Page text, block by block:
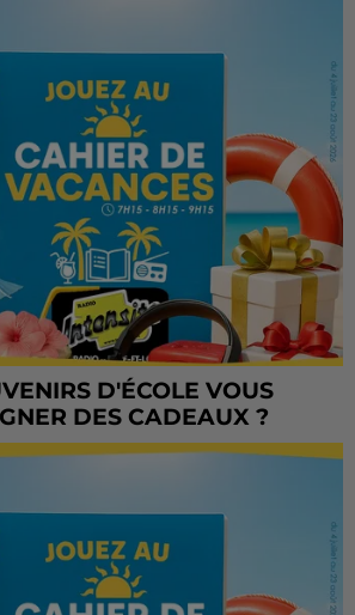
D'ÉCOLE VOUS
DES CADEAUX ?